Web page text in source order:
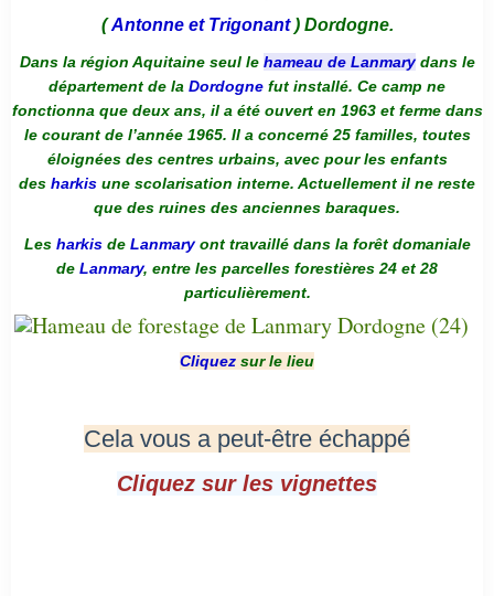
(Antonne et Trigonant) Dordogne.
Dans la région Aquitaine seul le hameau de Lanmarydans le
département de la Dordogne fut installé. Ce camp ne
fonctionna que deux ans, il a été ouvert en 1963 et ferme dans
le courant de l’année 1965. Il a concerné 25 familles, toutes
éloignées des centres urbains, avec pour les enfants
des harkis une scolarisation interne. Actuellement il ne reste
que des ruines des anciennes baraques.
Les harkis de Lanmaryont travaillé dans la forêt domaniale
de Lanmary, entre les parcelles forestières 24 et 28
particulièrement.
Cliquez sur le lieu
Cela vous a peut-être échappé
Cliquez sur les vignettes